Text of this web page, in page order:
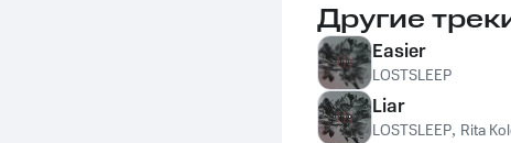
Другие
Easier
LOSTSLEEP
Liar
LOSTSLEEP, Rita